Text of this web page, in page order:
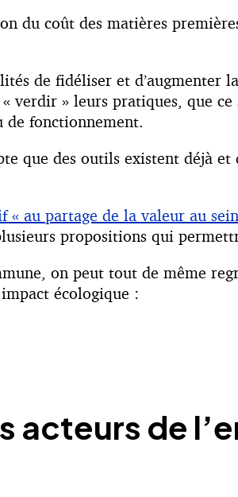
du coût des matières
de fidéliser et d’augmenter
verdir » leurs pratiques, que
de fonctionnement.
que des outils existent déjà et
au partage de la valeur au
propositions qui
on peut tout de même
écologique :
acteurs de